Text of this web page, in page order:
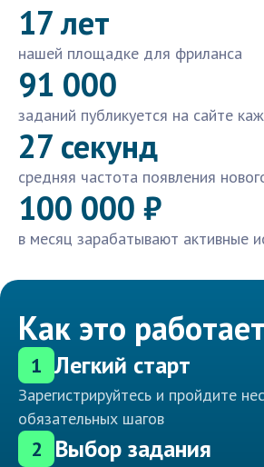
17 лет
нашей площадке для фриланса
91 000
заданий публикуется на сайте
27 секунд
средняя частота появления
100 000 ₽
в месяц зарабатывают активные
Как это
1 Легкий старт
Зарегистрируйтесь и пройдите
обязательных шагов
2 Выбор задания